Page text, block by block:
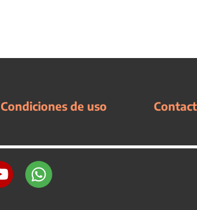
Condiciones de uso